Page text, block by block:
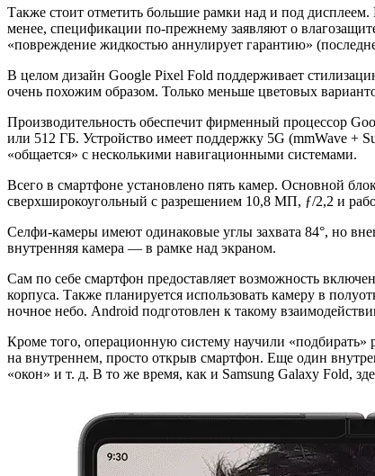
Также стоит отметить большие рамки над и под
менее, спецификации по-прежнему заявляют о
«повреждение жидкостью аннулирует гарантию»
В целом дизайн Google Pixel Fold поддерживает
очень похожим образом. Только меньше цветовых
Производительность обеспечит фирменный процессор
или 512 ГБ. Устройство имеет поддержку 5G (mmWave +
«общается» с несколькими навигационными системами.
Всего в смартфоне установлено пять камер. Основной
сверхширокоугольный с разрешением 10,8 МП, ƒ/2,2 и
Селфи-камеры имеют одинаковые углы захвата 84°, но
внутренняя камера — в рамке над экраном.
Сам по себе смартфон предоставляет возможность
корпуса. Также планируется использовать камеру в
ночное небо. Android подготовлен к такому
Кроме того, операционную систему научили
на внутреннем, просто открыв смартфон. Еще один
«окон» и т. д. В то же время, как и Samsung Galaxy Fold,